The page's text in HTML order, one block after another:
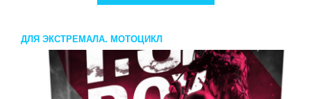
ДЛЯ ЭКСТРЕМАЛА. МОТОЦИКЛ